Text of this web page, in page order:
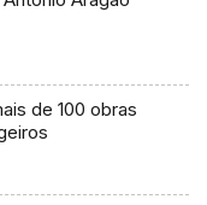
de 100 obras